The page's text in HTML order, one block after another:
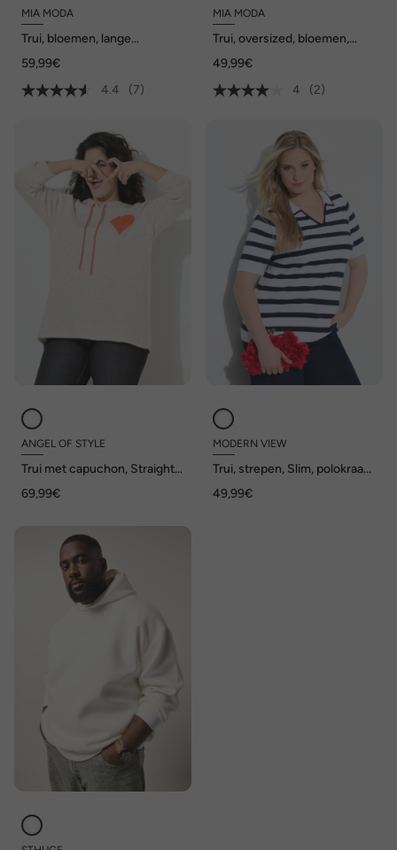
MIA MODA
Trui, bloemen, lange
59,99€
4.4
(7)
MIA MODA
Trui, oversized, bloemen,
49,99€
4
(2)
ANGEL OF STYLE
Trui met capuchon, Straight
69,99€
MODERN VIEW
Trui, strepen, Slim, polokraag,
49,99€